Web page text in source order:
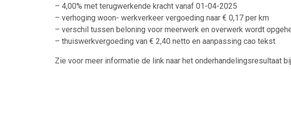
– 4,00% met terugwerkende kracht vanaf 01-04-2025
– verhoging woon- werkverkeer vergoeding naar € 0,17 per km
– verschil tussen beloning voor meerwerk en overwerk wordt
– thuiswerkvergoeding van € 2,40 netto en aanpassing cao tekst
Zie voor meer informatie de link naar het onderhandelingsresultaat